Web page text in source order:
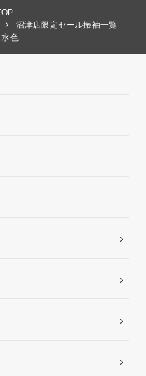
沼津店限定セール振袖一覧
色